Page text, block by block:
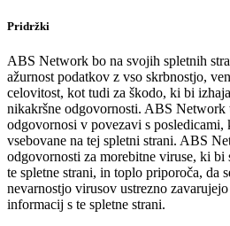
Pridržki
ABS Network bo na svojih spletnih
ažurnost podatkov z vso skrbnostjo,
celovitost, kot tudi za škodo, ki bi
nikakršne odgovornosti. ABS Network
odgovornosi v povezavi s
vsebovane na tej spletni strani. ABS
odgovornosti za morebitne viruse, ki bi
te spletne strani, in toplo priporoča, da
nevarnostjo virusov ustrezno
informacij s te spletne strani.